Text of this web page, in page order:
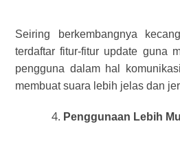
Seiring berkembangnya
terdaftar fitur-fitur update guna
pengguna dalam hal
membuat suara lebih jelas dan
Penggunaan Lebih